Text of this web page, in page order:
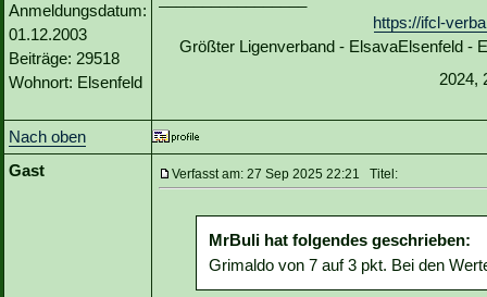
Anmeldungsdatum:
01.12.2003
Beiträge: 29518
Wohnort: Elsenfeld
https://ifcl-
Größter Ligenverband - ElsavaElsenfeld -
2024,
Nach oben
Gast
Verfasst am: 27 Sep 2025 22:21 Titel:
MrBuli hat folgendes geschrieben:
Grimaldo von 7 auf 3 pkt. Bei den